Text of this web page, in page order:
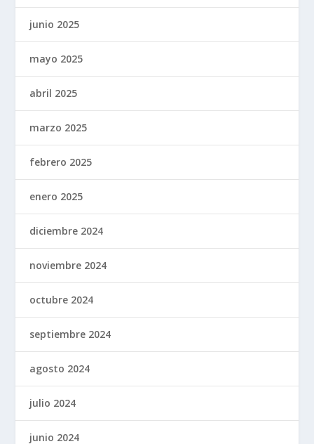
junio 2025
mayo 2025
abril 2025
marzo 2025
febrero 2025
enero 2025
diciembre 2024
noviembre 2024
octubre 2024
septiembre 2024
agosto 2024
julio 2024
junio 2024